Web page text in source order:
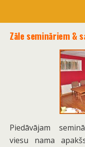
Zāle semināriem &
Piedāvājam
viesu nama